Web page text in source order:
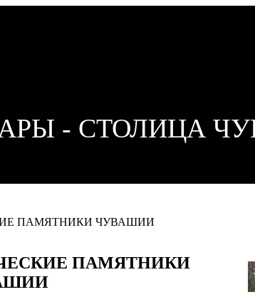
- СТОЛИЦА
ПАМЯТНИКИ ЧУВАШИИ
ПАМЯТНИКИ